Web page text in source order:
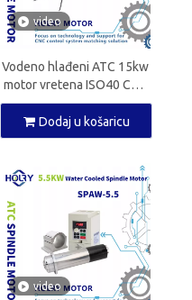
video
Vodeno hlađeni ATC 15kw
motor vretena ISO40 CNC
vreteno za CNC glodalicu
Dodaj u košaricu
video